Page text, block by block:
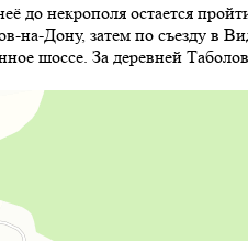
до некрополя остается
Дону, затем по съезду в
шоссе. За деревней